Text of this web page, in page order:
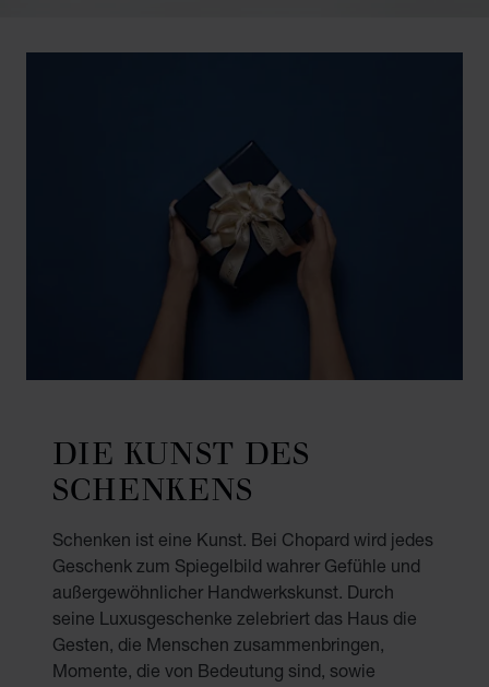
DIE KUNST DES
SCHENKENS
Schenken ist eine Kunst. Bei Chopard wird jedes
Geschenk zum Spiegelbild wahrer Gefühle und
außergewöhnlicher Handwerkskunst. Durch
seine Luxusgeschenke zelebriert das Haus die
Gesten, die Menschen zusammenbringen,
Momente, die von Bedeutung sind, sowie